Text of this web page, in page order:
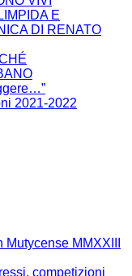
E
DI RENATO
2021-2022
MMXXIII
competizioni